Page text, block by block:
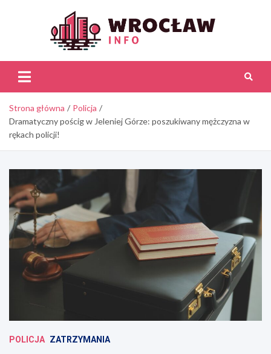
Strona główna
Policja
Dramatyczny pościg w Jeleniej Górze: poszukiwany mężczyzna w
rękach policji!
POLICJA ZATRZYMANIA